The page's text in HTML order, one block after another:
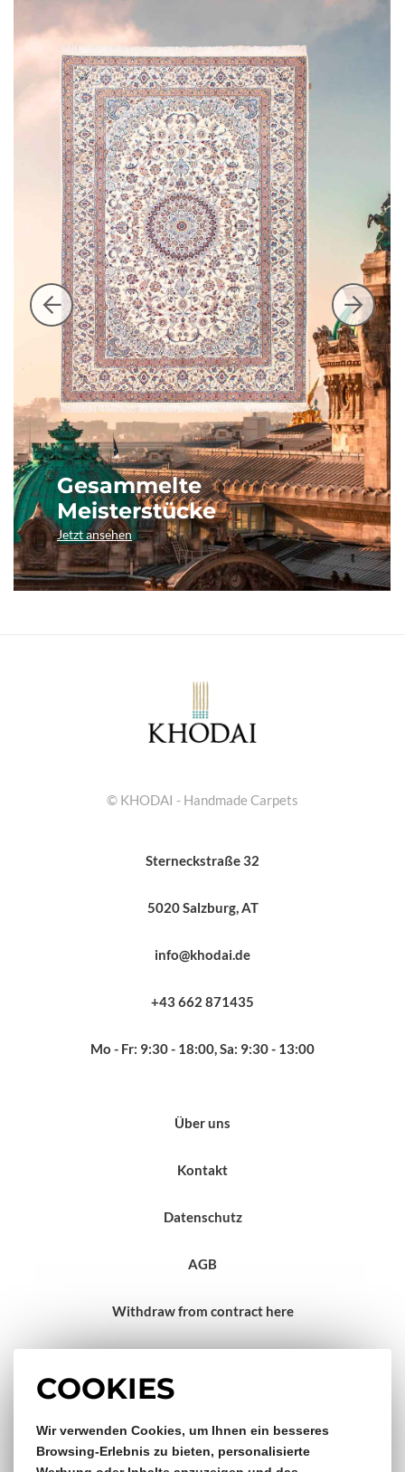
Gesammelte
Meisterstücke
Jetzt ansehen
COOKIES
Wir verwenden Cookies, um Ihnen ein besseres
Browsing-Erlebnis zu bieten, personalisierte
© KHODAI - Handmade Carpets
Sterneckstraße 32
5020 Salzburg, AT
info@khodai.de
+43 662 871435
Mo - Fr: 9:30 - 18:00, Sa: 9:30 - 13:00
Über uns
Kontakt
Datenschutz
AGB
Withdraw from contract here
Gratis Versand & Rückversand